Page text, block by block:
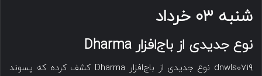
شنبه ۰۳ خرداد
نوع جدیدی از باج‌افزار Dharma
dnwls0719 نوع جدیدی از باج‌افزار Dharma کشف کرده که پسوند